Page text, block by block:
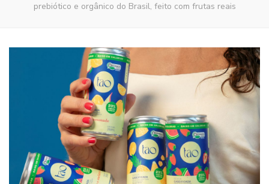
prebiótico e orgânico do Brasil, feito com frutas reais